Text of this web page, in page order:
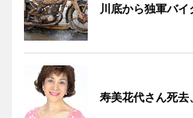
川底から独軍バイ
寿美花代さん死去